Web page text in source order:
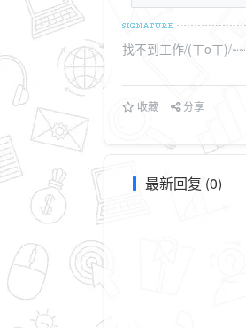
找不到工作/(ㄒoㄒ)/~~
收藏 分享
最新回复 (0)